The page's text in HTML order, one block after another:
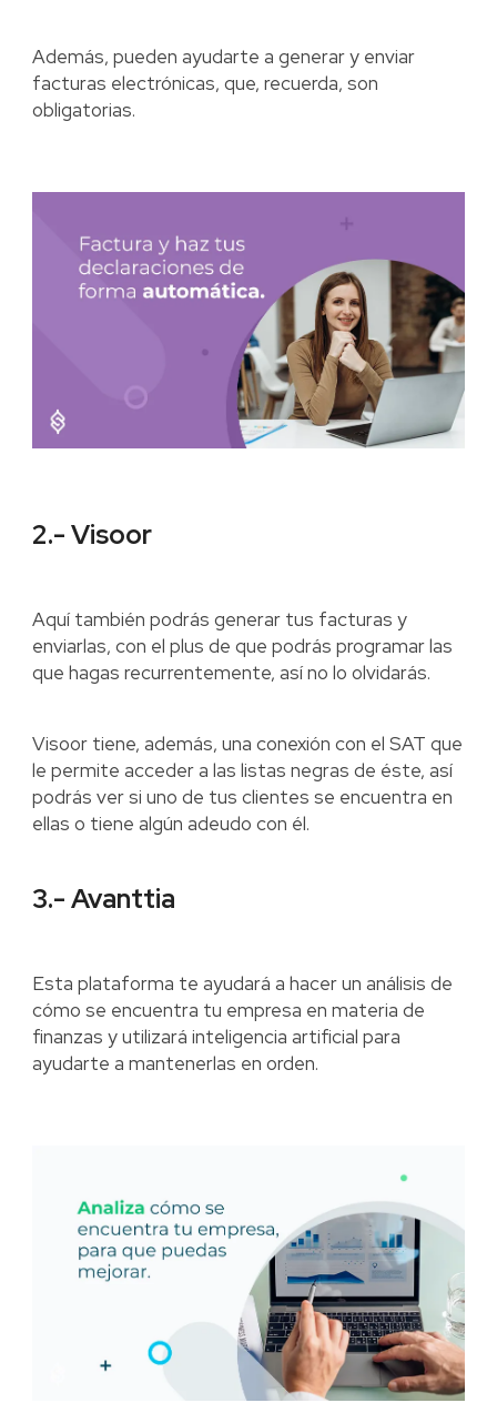
Además, pueden ayudarte a generar y enviar
facturas electrónicas, que, recuerda, son
obligatorias.
2.- Visoor
Aquí también podrás generar tus facturas y
enviarlas, con el plus de que podrás programar las
que hagas recurrentemente, así no lo olvidarás.
Visoor tiene, además, una conexión con el SAT que
le permite acceder a las listas negras de éste, así
podrás ver si uno de tus clientes se encuentra en
ellas o tiene algún adeudo con él.
3.- Avanttia
Esta plataforma te ayudará a hacer un análisis de
cómo se encuentra tu empresa en materia de
finanzas y utilizará inteligencia artificial para
ayudarte a mantenerlas en orden.